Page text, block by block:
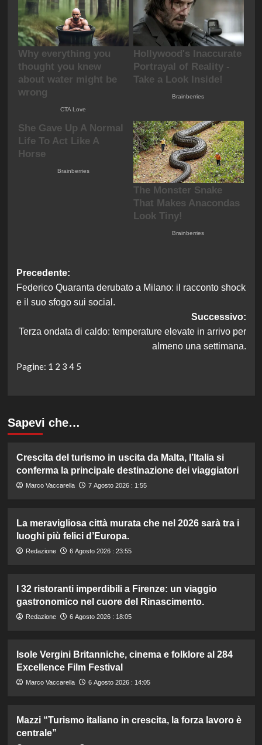
Navigazione
articolo
Precedente:
Federico Quaranta derubato a Milano: il racconto shock
e il suo sfogo sui social.
Successivo:
Terza ondata di caldo: temperature elevate in arrivo per
almeno una settimana.
Pagine: 1 2 3 4 5
Sapevi che…
Crescita del turismo in uscita da Malta, l’Italia si
conferma la principale destinazione dei viaggiatori
Marco Vaccarella 7 Agosto 2026 : 1:55
La meravigliosa città murata che nel 2026 sarà tra i
luoghi più felici d’Europa.
Redazione 6 Agosto 2026 : 23:55
I 32 ristoranti imperdibili a Firenze: un viaggio
gastronomico nel cuore del Rinascimento.
Redazione 6 Agosto 2026 : 18:05
Isole Vergini Britanniche, cinema e folklore al 284
Excellence Film Festival
Marco Vaccarella 6 Agosto 2026 : 14:05
Mazzi “Turismo italiano in crescita, la forza lavoro è
centrale”